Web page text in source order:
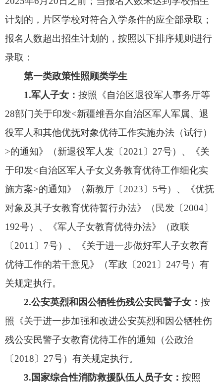
〔2018〕27号）有关规定执行。
3.国家综合性消防救援队伍人员子女：按照
《应急管理部教育部关于做好国家综合性消防救援
人员优待工作的通知（新政办〔2020〕5号）》有
关规定执行。
4.高层次人才子女：按照《关于印发<克州“帕
米尔英才”引进计划管理办法>（试行）的通知》
儿童少年义务教育阶段随班就读工作的指导意见》
（教基〔2020〕4号）、自治区适龄残疾儿童教育
安置工作有关要求，依法保障适龄残疾儿童少年接
受教育，切实落实“一人一案”，保障能够接受普通
符合国家及自治区、自治州规定的教育优待政
策人员子女（第一类1-4项）入学申请，
程办理：①申请人向所在工作单位提交申请材料；
②由单位对提交的材料进行初审，确保其真实性与
完整性；③各单位将本单位的《阿图什市教育优待
送至市教育局进行终审。申请人同时按照要求进行
网上报名。